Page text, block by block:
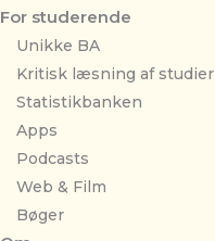
For studerende
Unikke BA
Kritisk læsning af studier
Statistikbanken
Apps
Podcasts
Web & Film
Bøger